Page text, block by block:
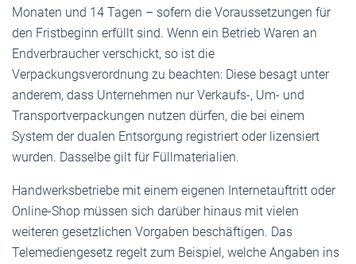
Monaten und 14 Tagen – sofern die Voraussetzungen für
den Fristbeginn erfüllt sind. Wenn ein Betrieb Waren an
Endverbraucher verschickt, so ist die
Verpackungsverordnung zu beachten: Diese besagt unter
anderem, dass Unternehmen nur Verkaufs-, Um- und
Transportverpackungen nutzen dürfen, die bei einem
System der dualen Entsorgung registriert oder lizensiert
wurden. Dasselbe gilt für Füll­materialien.
Handwerksbetriebe mit einem eigenen Internetauftritt oder
Online-Shop müssen sich darüber hinaus mit vielen
weiteren gesetzlichen Vorgaben beschäftigen. Das
Telemediengesetz regelt zum Beispiel, welche Angaben ins